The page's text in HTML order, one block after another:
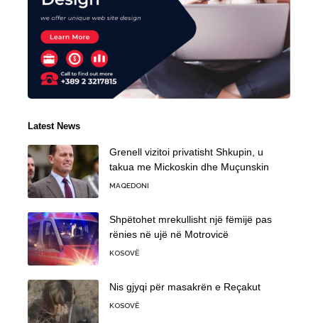
Latest News
Grenell vizitoi privatisht Shkupin, u
takua me Mickoskin dhe Muçunskin
MAQEDONI
Shpëtohet mrekullisht një fëmijë pas
rënies në ujë në Motrovicë
KOSOVË
Nis gjyqi për masakrën e Reçakut
KOSOVË